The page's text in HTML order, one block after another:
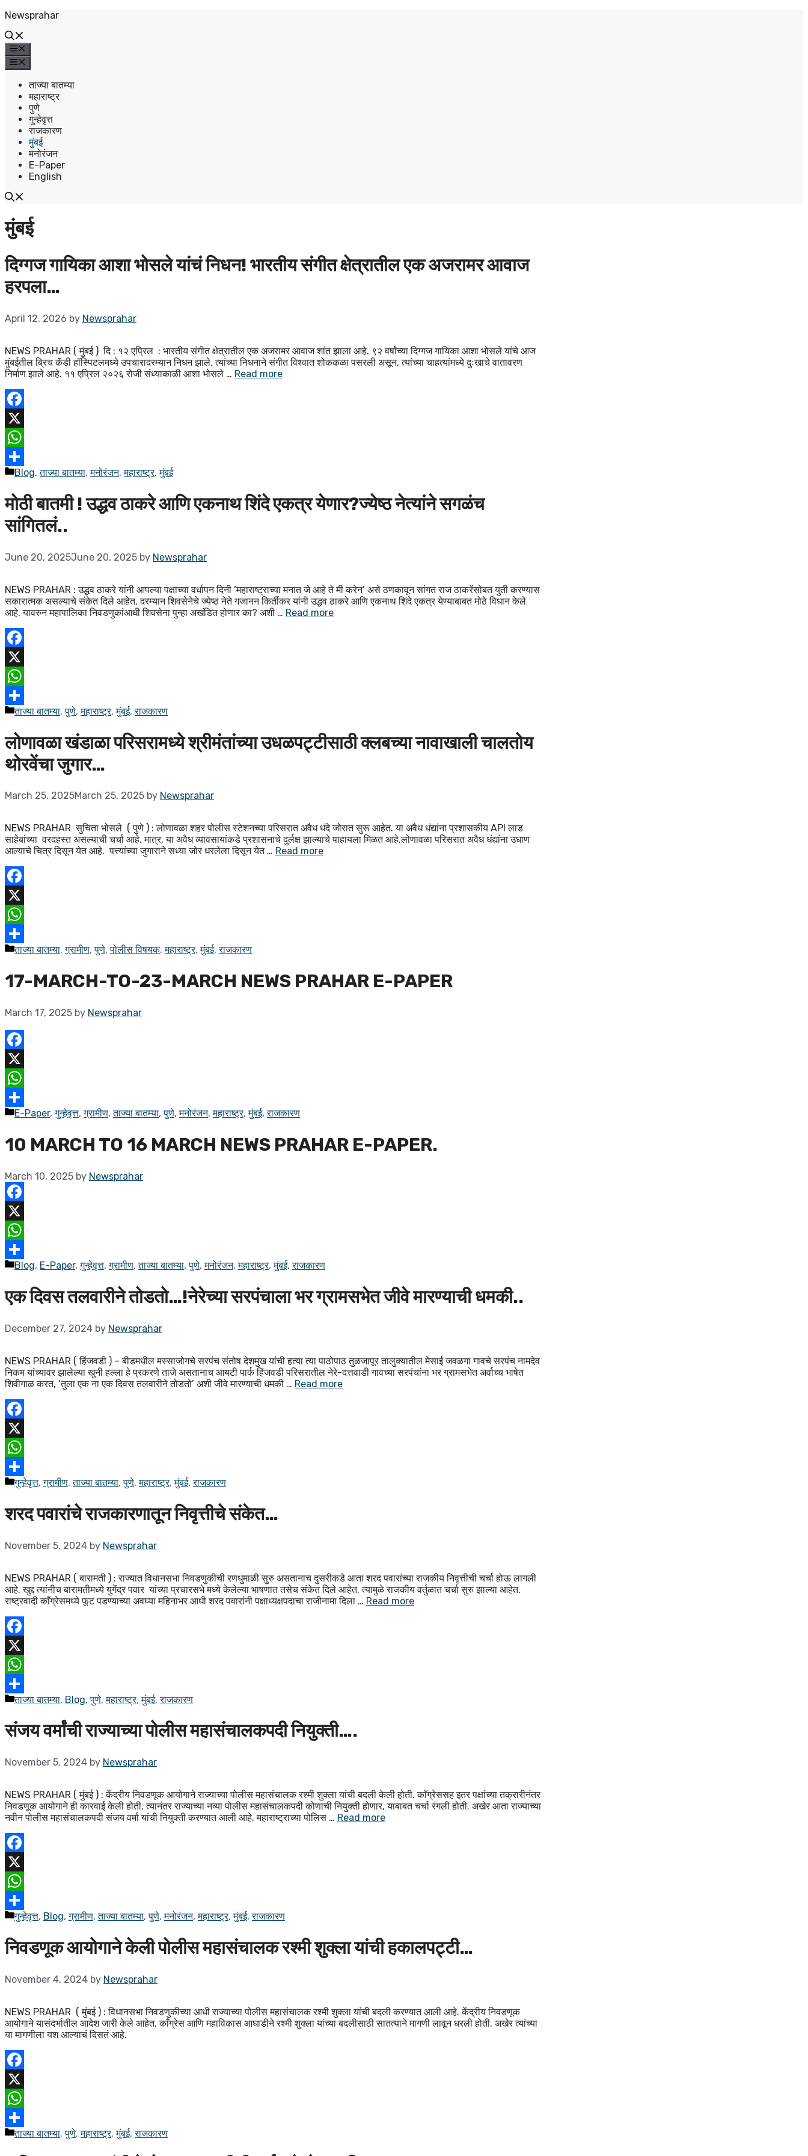
Newsprahar
ताज्या बातम्या
महाराष्ट्र
पुणे
गुन्हेवृत्त
राजकारण
मुंबई
मनोरंजन
E-Paper
English
मुंबई
दिग्गज गायिका आशा भोसले यांचं निधन! भारतीय संगीत क्षेत्रातील एक अजरामर आवाज
हरपला…
April 12, 2026 by Newsprahar
NEWS PRAHAR ( मुंबई ) दि : १२ एप्रिल : भारतीय संगीत क्षेत्रातील एक अजरामर आवाज शांत झाला आहे. ९२ वर्षांच्या दिग्गज गायिका आशा भोसले यांचे आज
मुंबईतील ब्रिच कॅंडी हॉस्पिटलमध्ये उपचारादरम्यान निधन झाले. त्यांच्या निधनाने संगीत विश्वात शोककळा पसरली असून, त्यांच्या चाहत्यांमध्ये दुःखाचे वातावरण
निर्माण झाले आहे. ११ एप्रिल २०२६ रोजी संध्याकाळी आशा भोसले … Read more
Facebook
X
WhatsApp
Share
Blog,ताज्या बातम्या,मनोरंजन,महाराष्ट्र,मुंबई
मोठी बातमी ! उद्धव ठाकरे आणि एकनाथ शिंदे एकत्र येणार?ज्येष्ठ नेत्यांने सगळंच
सांगितलं..
June 20, 2025June 20, 2025 by Newsprahar
NEWS PRAHAR : उद्धव ठाकरे यांनी आपल्या पक्षाच्या वर्धापन दिनी ‘महाराष्ट्राच्या मनात जे आहे ते मी करेन’ असे ठणकावून सांगत राज ठाकरेंसोबत युती करण्यास
सकारात्मक असल्याचे संकेत दिले आहेत. दरम्यान शिवसेनेचे ज्येष्ठ नेते गजानन किर्तीकर यांनी उद्धव ठाकरे आणि एकनाथ शिंदे एकत्र येण्याबाबत मोठे विधान केले
आहे. यावरुन महापालिका निवडणुकांआधी शिवसेना पुन्हा अखंडित होणार का? अशी … Read more
Facebook
X
WhatsApp
Share
ताज्या बातम्या,पुणे,महाराष्ट्र,मुंबई,राजकारण
लोणावळा खंडाळा परिसरामध्ये श्रीमंतांच्या उधळपट्टीसाठी क्लबच्या नावाखाली चालतोय
थोरवेंचा जुगार…
March 25, 2025March 25, 2025 by Newsprahar
NEWS PRAHAR सुचिता भोसले ( पुणे ) : लोणावळा शहर पोलीस स्टेशनच्या परिसरात अवैध धंदे जोरात सुरू आहेत. या अवैध धंद्यांना प्रशासकीय API लाड
साहेबांच्या वरदहस्त असल्याची चर्चा आहे. मात्र, या अवैध व्यावसायांकडे प्रशासनाचे दुर्लक्ष झाल्याचे पाहायला मिळत आहे.लोणावळा परिसरात अवैध धंद्यांना उधाण
आल्याचे चित्र दिसून येत आहे. पत्त्यांच्या जुगाराने सध्या जोर धरलेला दिसून येत … Read more
Facebook
X
WhatsApp
Share
ताज्या बातम्या,ग्रामीण,पुणे,पोलीस विषयक,महाराष्ट्र,मुंबई,राजकारण
17-MARCH-TO-23-MARCH NEWS PRAHAR E-PAPER
March 17, 2025 by Newsprahar
Facebook
X
WhatsApp
Share
E-Paper,गुन्हेवृत्त,ग्रामीण,ताज्या बातम्या,पुणे,मनोरंजन,महाराष्ट्र,मुंबई,राजकारण
10 MARCH TO 16 MARCH NEWS PRAHAR E-PAPER.
March 10, 2025 by Newsprahar
Facebook
X
WhatsApp
Share
Blog, E-Paper,गुन्हेवृत्त,ग्रामीण,ताज्या बातम्या,पुणे,मनोरंजन,महाराष्ट्र,मुंबई,राजकारण
एक दिवस तलवारीने तोडतो…!नेरेच्या सरपंचाला भर ग्रामसभेत जीवे मारण्याची धमकी..
December 27, 2024 by Newsprahar
NEWS PRAHAR ( हिंजवडी ) – बीडमधील मस्साजोगचे सरपंच संतोष देशमुख यांची हत्या त्या पाठोपाठ तुळजापूर तालुक्यातील मेसाई जवळगा गावचे सरपंच नामदेव
निकम यांच्यावर झालेल्या खुनी हल्ला हे प्रकरणे ताजे असतानाच आयटी पार्क हिंजवडी परिसरातील नेरे-दत्तवाडी गावच्या सरपंचांना भर ग्रामसभेत अर्वाच्च भाषेत
शिवीगाळ करत, ‘तुला एक ना एक दिवस तलवारीने तोडतो’ अशी जीवे मारण्याची धमकी … Read more
Facebook
X
WhatsApp
Share
गुन्हेवृत्त,ग्रामीण,ताज्या बातम्या,पुणे,महाराष्ट्र,मुंबई,राजकारण
शरद पवारांचे राजकारणातून निवृत्तीचे संकेत…
November 5, 2024 by Newsprahar
NEWS PRAHAR ( बारामती ) : राज्यात विधानसभा निवडणुकीची रणधुमाळी सुरु असतानाच दुसरीकडे आता शरद पवारांच्या राजकीय निवृत्तीची चर्चा होऊ लागली
आहे. खुद्द त्यांनीच बारामतीमध्ये युगेंद्र पवार यांच्या प्रचारसभे मध्ये केलेल्या भाषणात तसेच संकेत दिले आहेत. त्यामुळे राजकीय वर्तुळात चर्चा सुरु झाल्या आहेत.
राष्ट्रवादी काँग्रेसमध्ये फूट पडण्याच्या अवघ्या महिनाभर आधी शरद पवारांनी पक्षाध्यक्षपदाचा राजीनामा दिला … Read more
Facebook
X
WhatsApp
Share
ताज्या बातम्या, Blog,पुणे,महाराष्ट्र,मुंबई,राजकारण
संजय वर्मांची राज्याच्या पोलीस महासंचालकपदी नियुक्ती….
November 5, 2024 by Newsprahar
NEWS PRAHAR ( मुंबई ) : केंद्रीय निवडणूक आयोगाने राज्याच्या पोलीस महासंचालक रश्मी शुक्ला यांची बदली केली होती. काँग्रेससह इतर पक्षांच्या तक्रारीनंतर
निवडणूक आयोगाने ही कारवाई केली होती. त्यानंतर राज्याच्या नव्या पोलीस महासंचालकपदी कोणाची नियुक्ती होणार, याबाबत चर्चा रंगली होती. अखेर आता राज्याच्या
नवीन पोलीस महासंचालकपदी संजय वर्मा यांची नियुक्ती करण्यात आली आहे. महाराष्ट्राच्या पोलिस … Read more
Facebook
X
WhatsApp
Share
गुन्हेवृत्त, Blog,ग्रामीण,ताज्या बातम्या,पुणे,मनोरंजन,महाराष्ट्र,मुंबई,राजकारण
निवडणूक आयोगाने केली पोलीस महासंचालक रश्मी शुक्ला यांची हकालपट्टी…
November 4, 2024 by Newsprahar
NEWS PRAHAR ( मुंबई ) : विधानसभा निवडणुकीच्या आधी राज्याच्या पोलीस महासंचालक रश्मी शुक्ला यांची बदली करण्यात आली आहे. केंद्रीय निवडणूक
आयोगाने यासंदर्भातील आदेश जारी केले आहेत. काँग्रेस आणि महाविकास आघाडीने रश्मी शुक्ला यांच्या बदलीसाठी सातत्याने मागणी लावून धरली होती. अखेर त्यांच्या
या मागणीला यश आल्याचं दिसतं आहे.
Facebook
X
WhatsApp
Share
ताज्या बातम्या,पुणे,महाराष्ट्र,मुंबई,राजकारण